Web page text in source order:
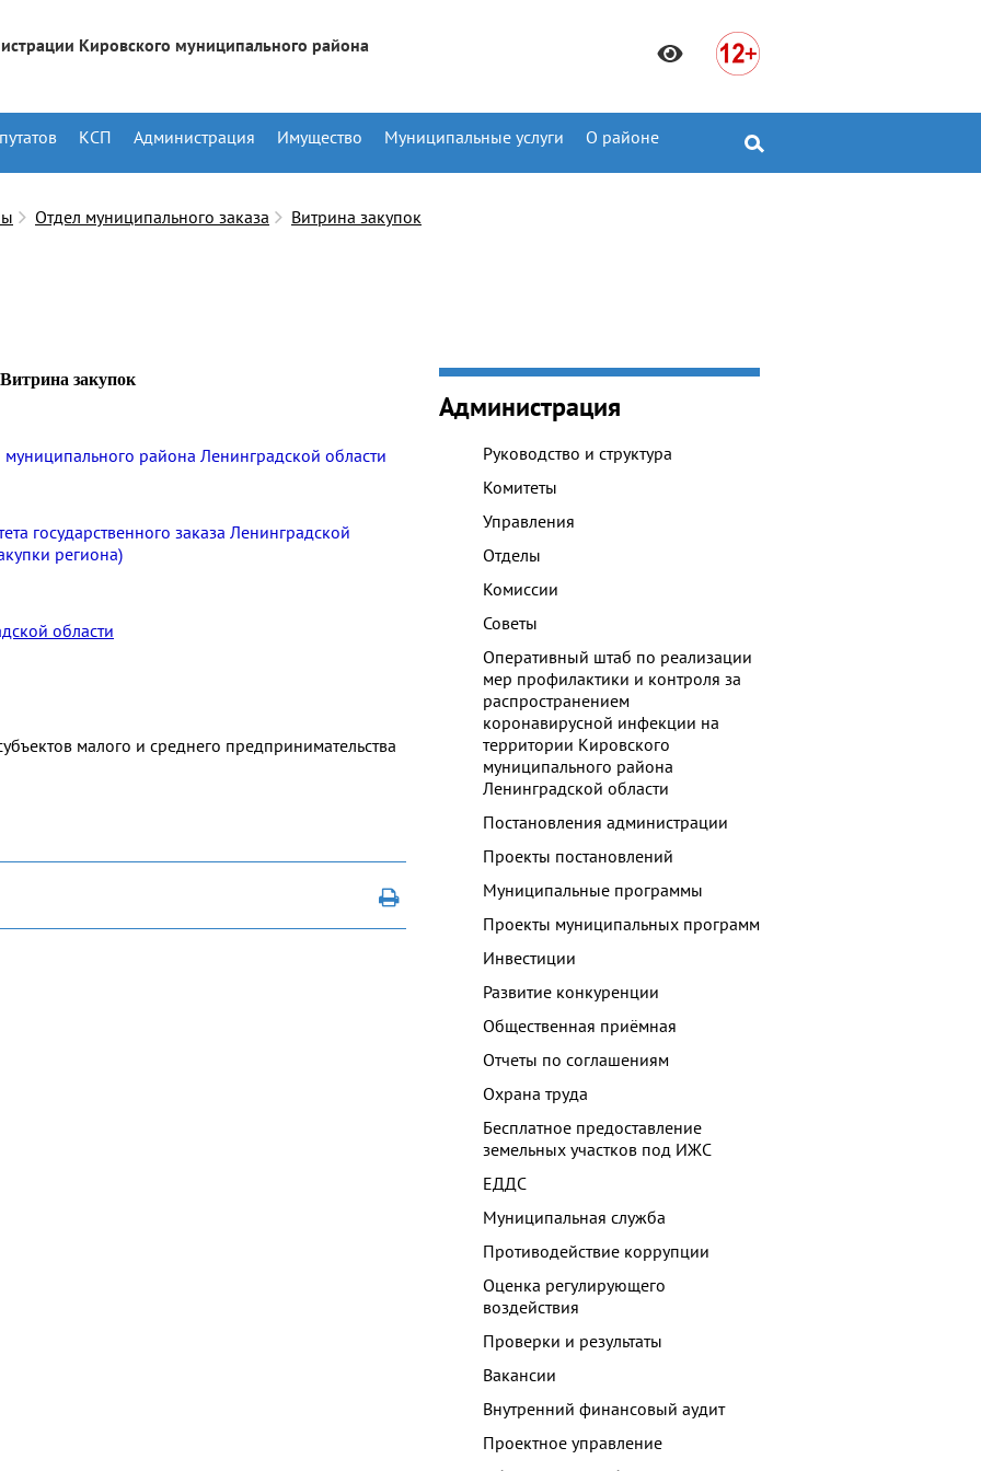
Кировского муниципального района
КСП Администрация Имущество Муниципальные услуги О районе
Отдел муниципального заказа Витрина закупок
Витрина закупок
района Ленинградской области
государственного заказа Ленинградской
региона)
области
малого и среднего предпринимательства
Администрация
Руководство и структура
Комитеты
Управления
Отделы
Комиссии
Советы
Оперативный штаб по реализации
мер профилактики и контроля за
распространением
коронавирусной инфекции на
территории Кировского
муниципального района
Ленинградской области
Постановления администрации
Проекты постановлений
Муниципальные программы
Проекты муниципальных программ
Инвестиции
Развитие конкуренции
Общественная приёмная
Отчеты по соглашениям
Охрана труда
Бесплатное предоставление
земельных участков под ИЖС
ЕДДС
Муниципальная служба
Противодействие коррупции
Оценка регулирующего
воздействия
Проверки и результаты
Вакансии
Внутренний финансовый аудит
Проектное управление